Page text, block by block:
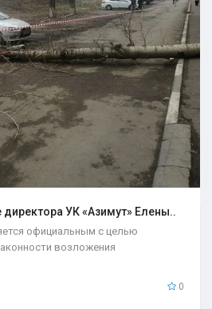
УК «Азимут» Елены..
официальным с целью
возложения
0